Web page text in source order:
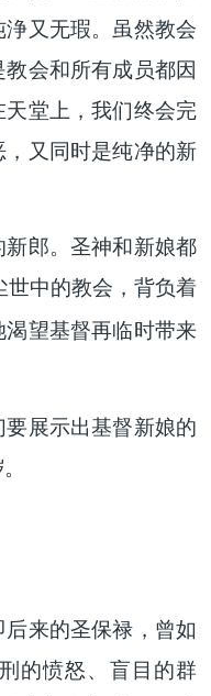
又无瑕。虽然教会
会和所有成员都因
堂上，我们终会完
又同时是纯净的新
新郎。圣神和新娘都
世中的教会，背负着
望基督再临时带来
展示出基督新娘的
后来的圣保禄，曾如
的愤怒、盲目的群